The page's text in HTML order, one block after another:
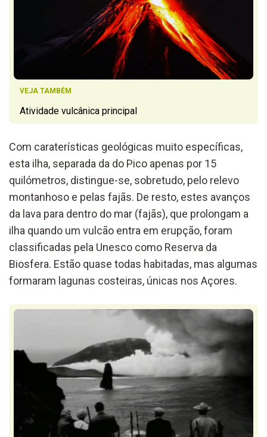
VEJA TAMBÉM
Atividade vulcânica principal
Com caraterísticas geológicas muito específicas,
esta ilha, separada da do Pico apenas por 15
quilómetros, distingue-se, sobretudo, pelo relevo
montanhoso e pelas fajãs. De resto, estes avanços
da lava para dentro do mar (fajãs), que prolongam a
ilha quando um vulcão entra em erupção, foram
classificadas pela Unesco como Reserva da
Biosfera. Estão quase todas habitadas, mas algumas
formaram lagunas costeiras, únicas nos Açores.